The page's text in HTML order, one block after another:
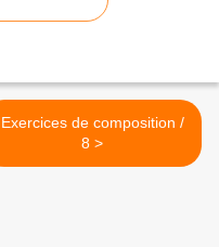
Exercices de composition /
8 >